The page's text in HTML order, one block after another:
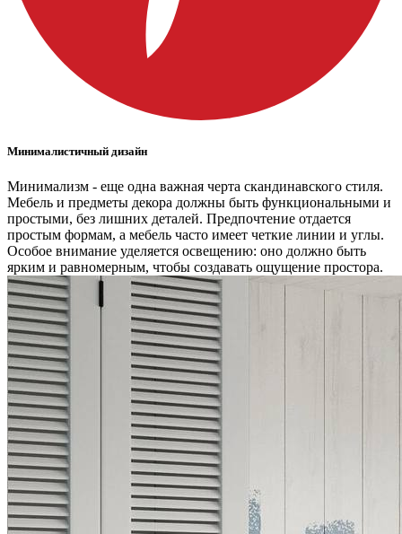
Минималистичный дизайн
Минимализм - еще одна важная черта скандинавского стиля.
Мебель и предметы декора должны быть функциональными и
простыми, без лишних деталей. Предпочтение отдается
простым формам, а мебель часто имеет четкие линии и углы.
Особое внимание уделяется освещению: оно должно быть
ярким и равномерным, чтобы создавать ощущение простора.